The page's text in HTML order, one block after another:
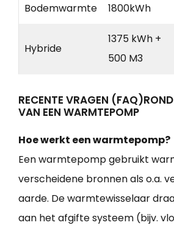
Bodemwarmte 1800kWh
Hybride
1375 kWh +
500 M3
RECENTE VRAGEN
VAN EEN WARMTEPOMP
Hoe werkt een warmtepomp?
Een warmtepomp gebruikt
verscheidene bronnen als o.a.
aarde. De warmtewisselaar
aan het afgifte systeem (bijv.